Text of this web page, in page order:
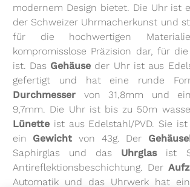
modernem Design bietet. Die Uhr ist
der Schweizer Uhrmacherkunst und
für die hochwertigen
kompromisslose Präzision dar, für
ist. Das Gehäuse der Uhr ist aus
gefertigt und hat eine runde
Durchmesser von 31,8mm und
9,7mm. Die Uhr ist bis zu 50m
Lünette ist aus Edelstahl/PVD. Sie
ein Gewicht von 43g. Der Gehäuse
Saphirglas und das Uhrglasist
Antireflektionsbeschichtung. Der
Automatik und das Uhrwerk hat